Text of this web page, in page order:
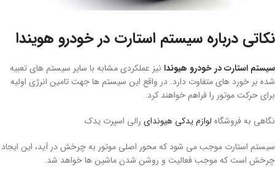
نکاتی درباره سیستم استارت در خودرو هویندا
سیستم استارت در خودرو هیوندا نیز عملکردی مشابه با سایر سیستم های تعبیه
شده بر خورد های متفاوت دارد. در واقع این سیستم ها جهت تامین انرژی اولیه
برای حرکت موتور را فراهم خواهند کرد.
نگاهی به فروشگاه لوازم یدکی هیوندای رالی اسپرت یدک
سیستم استارت موجب می شود که محور اصلی موتور به چرخش در آید، این ایجاد
چرخش است که موجب فعالیت و روشن شدن ماشین ها خواهد شد.